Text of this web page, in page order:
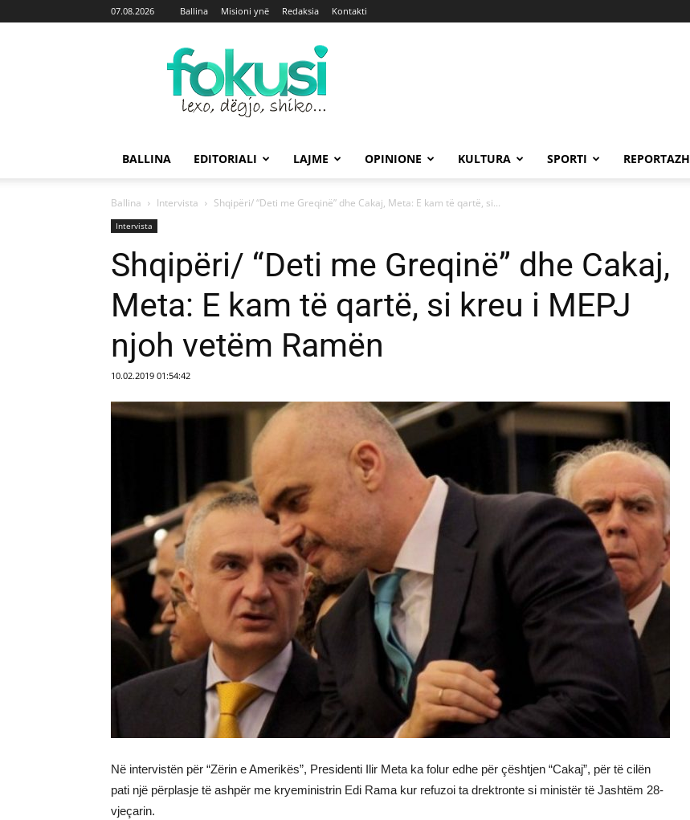
07.08.2026 Ballina Misioni ynë Redaksia Kontakti
Fokusi
BALLINA EDITORIALI LAJME OPINIONE KULTURA SPORTI REPORTAZH
Ballina Intervista Shqipëri/ “Deti me Greqinë” dhe Cakaj, Meta: E kam të qartë, si...
Intervista
Shqipëri/ “Deti me Greqinë” dhe Cakaj,
Meta: E kam të qartë, si kreu i MEPJ
njoh vetëm Ramën
10.02.2019 01:54:42
Në intervistën për “Zërin e Amerikës”, Presidenti Ilir Meta ka folur edhe për çështjen “Cakaj”, për të cilën
pati një përplasje të ashpër me kryeministrin Edi Rama kur refuzoi ta drektronte si ministër të Jashtëm 28-
vjeçarin.